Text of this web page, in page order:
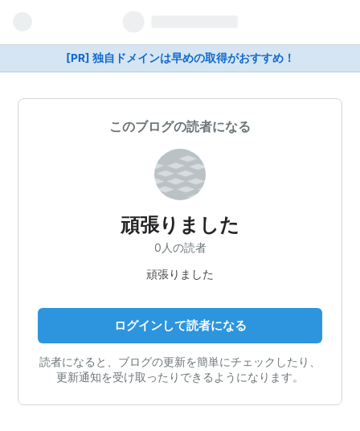
[PR] 独自ドメインは早めの取得がおすすめ！
このブログの読者になる
頑張りました
0人の読者
頑張りました
ログインして読者になる
読者になると、ブログの更新を簡単にチェックしたり、
更新通知を受け取ったりできるようになります。